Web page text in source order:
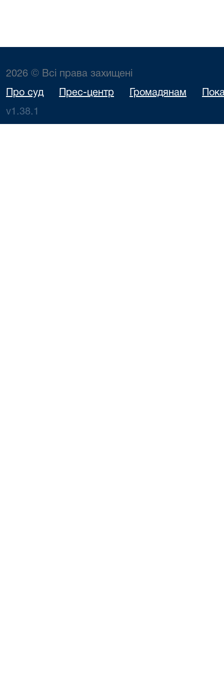
2026 © Всі права захищені
Про суд Прес-центр Громадянам
v1.38.1